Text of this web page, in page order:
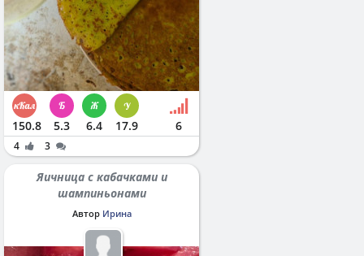
150.8 5.3 6.4 17.9 6
4 3
Яичница с кабачками и
шампиньонами
Автор Ирина